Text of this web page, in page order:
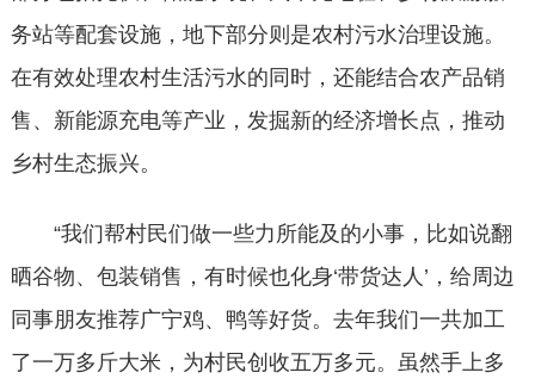
务站等配套设施，地下部分则是农村污水治理设施。
在有效处理农村生活污水的同时，还能结合农产品销
售、新能源充电等产业，发掘新的经济增长点，推动
乡村生态振兴。
“我们帮村民们做一些力所能及的小事，比如说翻
晒谷物、包装销售，有时候也化身‘带货达人’，给周边
同事朋友推荐广宁鸡、鸭等好货。去年我们一共加工
了一万多斤大米，为村民创收五万多元。虽然手上多